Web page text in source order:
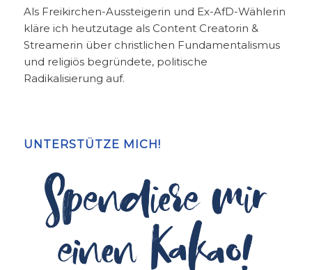
Als Freikirchen-Aussteigerin und Ex-AfD-Wählerin
kläre ich heutzutage als Content Creatorin &
Streamerin über christlichen Fundamentalismus
und religiös begründete, politische
Radikalisierung auf.
UNTERSTÜTZE MICH!